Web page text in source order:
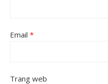
Email *
Trang web